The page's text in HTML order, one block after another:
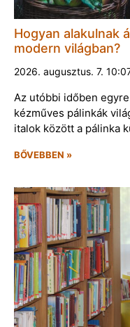
Hogyan alakulnak
modern világban?
2026. augusztus. 7.
Az utóbbi időben
kézműves pálinkák
italok között a pálinka
BŐVEBBEN »